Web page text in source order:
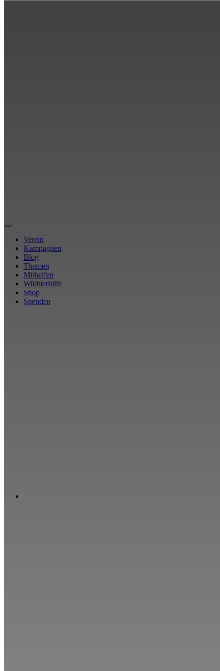
Verein
Kampagnen
Blog
Themen
Mithelfen
Wildtierhilfe
Shop
Spenden